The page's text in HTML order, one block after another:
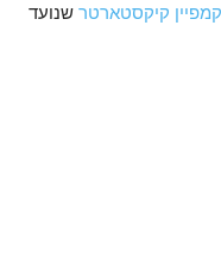
קיקסטארטר שנועד